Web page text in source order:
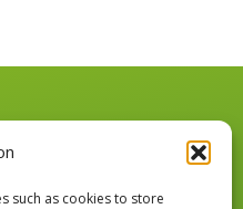
such as cookies to store